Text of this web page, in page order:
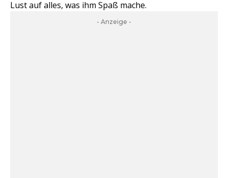
Lust auf alles, was ihm Spaß mache.
- Anzeige -